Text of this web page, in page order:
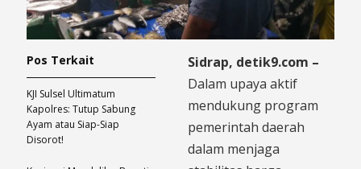
​Sidrap, detik9.com –
Dalam upaya aktif
mendukung program
pemerintah daerah
dalam menjaga
Pos Terkait
KJI Sulsel Ultimatum
Kapolres: Tutup Sabung
Ayam atau Siap-Siap
Disorot!